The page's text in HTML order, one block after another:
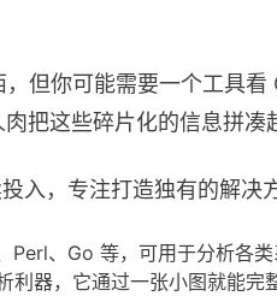
但你可能需要一个工具看
把这些碎片化的信息拼凑
入，专注打造独有的解决
Perl、Go 等，可用于分析各
器，它通过一张小图就能完